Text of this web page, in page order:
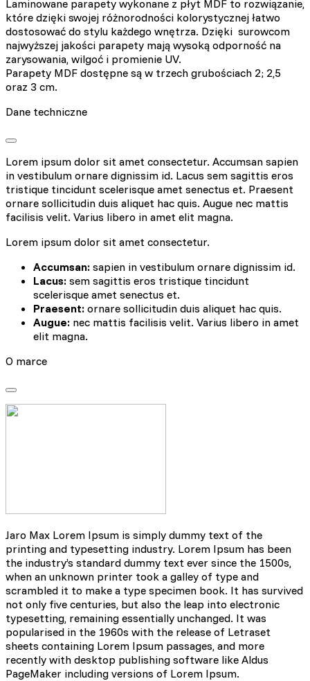
Laminowane parapety wykonane z płyt MDF to rozwiązanie,
które dzięki swojej różnorodności kolorystycznej łatwo
dostosować do stylu każdego wnętrza. Dzięki surowcom
najwyższej jakości parapety mają wysoką odporność na
zarysowania, wilgoć i promienie UV.
Parapety MDF dostępne są w trzech grubościach 2; 2,5
oraz 3 cm.
Dane techniczne
Lorem ipsum dolor sit amet consectetur. Accumsan sapien
in vestibulum ornare dignissim id. Lacus sem sagittis eros
tristique tincidunt scelerisque amet senectus et. Praesent
ornare sollicitudin duis aliquet hac quis. Augue nec mattis
facilisis velit. Varius libero in amet elit magna.
Lorem ipsum dolor sit amet consectetur.
Accumsan: sapien in vestibulum ornare dignissim id.
Lacus: sem sagittis eros tristique tincidunt
scelerisque amet senectus et.
Praesent: ornare sollicitudin duis aliquet hac quis.
Augue: nec mattis facilisis velit. Varius libero in amet
elit magna.
O marce
Jaro Max Lorem Ipsum is simply dummy text of the
printing and typesetting industry. Lorem Ipsum has been
the industry’s standard dummy text ever since the 1500s,
when an unknown printer took a galley of type and
scrambled it to make a type specimen book. It has survived
not only five centuries, but also the leap into electronic
typesetting, remaining essentially unchanged. It was
popularised in the 1960s with the release of Letraset
sheets containing Lorem Ipsum passages, and more
recently with desktop publishing software like Aldus
PageMaker including versions of Lorem Ipsum.